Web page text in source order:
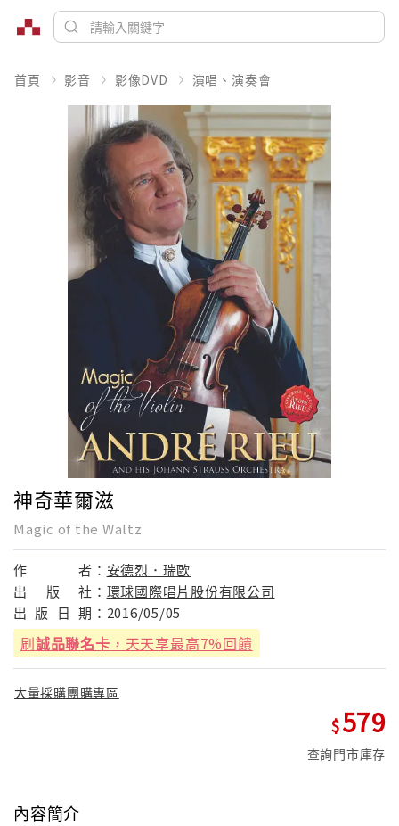
首頁 影音 影像DVD 演唱、演奏會
神奇華爾滋
Magic of the Waltz
作 者： 安德烈．瑞歐
出
版 社： 環球國際唱片股份有限公司
出 版 日 期： 2016/05/05
刷誠品聯名卡 ，天天享最高7%回饋
大量採購團購專區
579
查詢門市庫存
內容簡介